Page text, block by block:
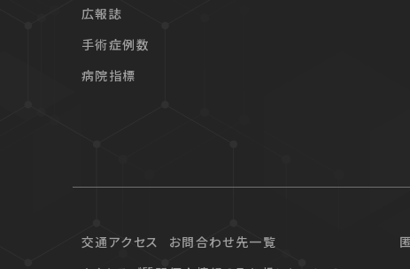
広報誌
手術症例数
病院指標
交通アクセス
お問合わせ先一覧